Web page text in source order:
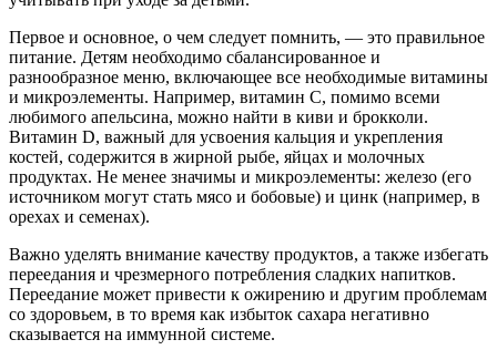
Первое и основное, о чем следует помнить, — это правильное
питание. Детям необходимо сбалансированное и
разнообразное меню, включающее все необходимые витамины
и микроэлементы. Например, витамин С, помимо всеми
любимого апельсина, можно найти в киви и брокколи.
Витамин D, важный для усвоения кальция и укрепления
костей, содержится в жирной рыбе, яйцах и молочных
продуктах. Не менее значимы и микроэлементы: железо (его
источником могут стать мясо и бобовые) и цинк (например, в
орехах и семенах).
Важно уделять внимание качеству продуктов, а также избегать
переедания и чрезмерного потребления сладких напитков.
Переедание может привести к ожирению и другим проблемам
со здоровьем, в то время как избыток сахара негативно
сказывается на иммунной системе.